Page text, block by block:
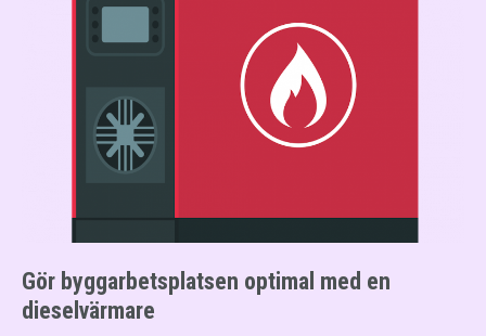
Gör byggarbetsplatsen optimal med en
dieselvärmare